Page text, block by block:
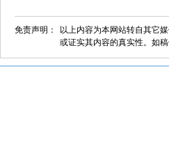
免责声明：
以上内容为本网站转自其它
或证实其内容的真实性。如